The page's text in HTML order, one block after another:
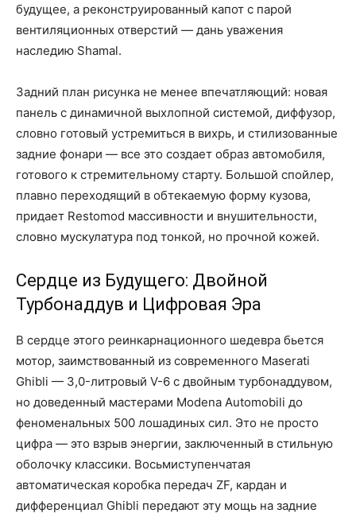
будущее, а реконструированный капот с парой
вентиляционных отверстий — дань уважения
наследию Shamal.
Задний план рисунка не менее впечатляющий: новая
панель с динамичной выхлопной системой, диффузор,
словно готовый устремиться в вихрь, и стилизованные
задние фонари — все это создает образ автомобиля,
готового к стремительному старту. Большой спойлер,
плавно переходящий в обтекаемую форму кузова,
придает Restomod массивности и внушительности,
словно мускулатура под тонкой, но прочной кожей.
Сердце из Будущего: Двойной
Турбонаддув и Цифровая Эра
В сердце этого реинкарнационного шедевра бьется
мотор, заимствованный из современного Maserati
Ghibli — 3,0-литровый V-6 с двойным турбонаддувом,
но доведенный мастерами Modena Automobili до
феноменальных 500 лошадиных сил. Это не просто
цифра — это взрыв энергии, заключенный в стильную
оболочку классики. Восьмиступенчатая
автоматическая коробка передач ZF, кардан и
дифференциал Ghibli передают эту мощь на задние